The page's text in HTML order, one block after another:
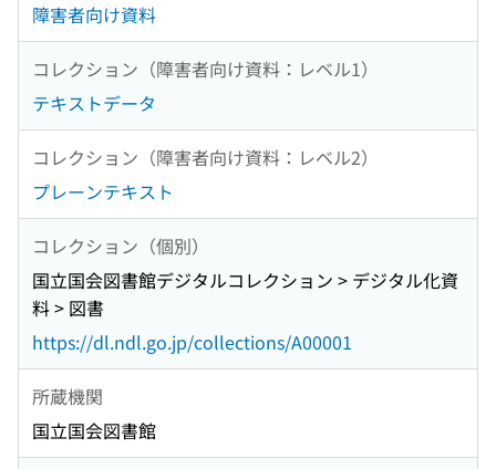
障害者向け資料
コレクション（障害者向け資料：レベル1）
テキストデータ
コレクション（障害者向け資料：レベル2）
プレーンテキスト
コレクション（個別）
国立国会図書館デジタルコレクション > デジタル化資
料 > 図書
https://dl.ndl.go.jp/collections/A00001
所蔵機関
国立国会図書館